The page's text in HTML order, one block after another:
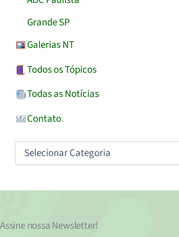
Grande SP
Galerias NT
Todos os Tópicos
Todas as Notícias
Contato
Assine nossaNewsletter!